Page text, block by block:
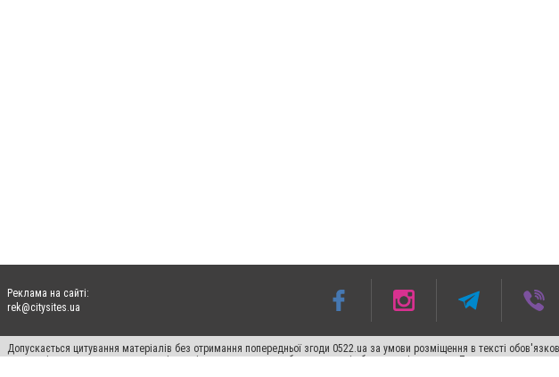
Реклама на сайті:
rek@citysites.ua
Допускається цитування матеріалів без отримання попередньої згоди 0522.ua за умови розміщення в тексті
систем гіперпосилання на цитовані статті не нижче другого абзацу в тексті або в якості джерела. Порушення